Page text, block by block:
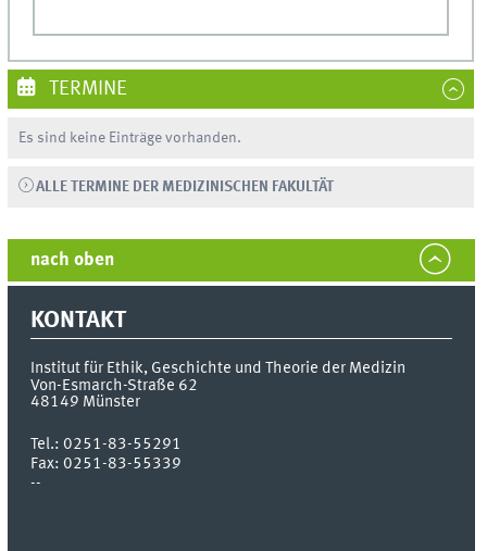
TERMINE
Es sind keine Einträge vorhanden.
ALLE TERMINE DER MEDIZINISCHEN FAKULTÄT
nach oben
KONTAKT
Institut für Ethik, Geschichte und Theorie der Medizin
Von-Esmarch-Straße 62
48149 Münster
Tel.:0251-83-55291
Fax:0251-83-55339
--